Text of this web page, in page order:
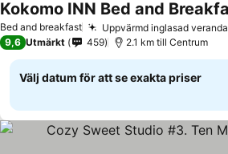
Bed and breakfast Uppvärmd inglasad veranda
Se priser
9,6 Utmärkt 459 2.1 km till Centrum
Välj datum för att se exakta priser